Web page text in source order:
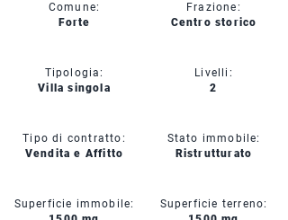
Comune:
Forte
Tipologia:
Villa singola
Tipo di contratto:
Vendita e Affitto
Superficie immobile:
Frazione:
Centro storico
Livelli:
2
Stato immobile:
Ristrutturato
Superficie terreno: